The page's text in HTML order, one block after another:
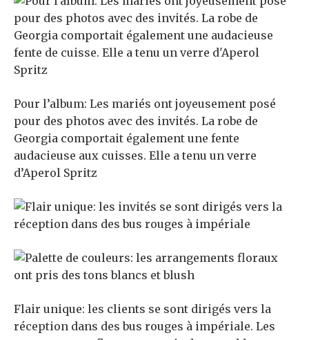
Pour l’album: Les mariés ont joyeusement posé
pour des photos avec des invités. La robe de
Georgia comportait également une fente
audacieuse aux cuisses. Elle a tenu un verre
d’Aperol Spritz
Flair unique: les clients se sont dirigés vers la
réception dans des bus rouges à impériale. Les